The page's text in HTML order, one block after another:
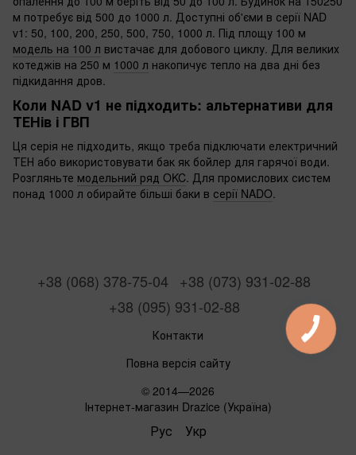
м потребує від 500 до 1000 л. Доступні об'єми в серії NAD
v1: 50, 100, 200, 250, 500, 750, 1000 л. Під площу 100 м
модель на 100 л вистачає для добового циклу. Для великих
котеджів на 250 м 1000 л накопичує тепло на два дні без
підкидання дров.
Коли NAD v1 не підходить: альтернативи для
ТЕНів і ГВП
Ця серія не підходить, якщо треба підключати електричний
ТЕН або використовувати бак як бойлер для гарячої води.
Розгляньте модельний ряд OKC. Для промислових систем
понад 1000 л обирайте більші баки в серії NADO.
+38 (068) 378-75-04
+38 (073) 931-02-88
+38 (095) 931-02-88
Контакти
Повна версія сайту
© 2014—2026
Інтернет-магазин Drazice (Україна)
Рус Укр